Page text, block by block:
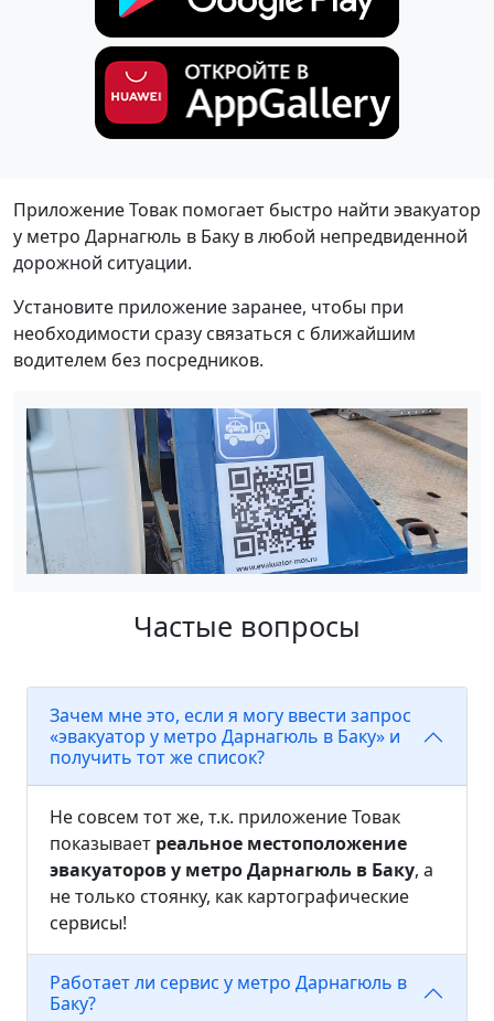
Приложение Товак помогает быстро найти эвакуатор
у метро Дарнагюль в Баку в любой непредвиденной
дорожной ситуации.
Установите приложение заранее, чтобы при
необходимости сразу связаться с ближайшим
водителем без посредников.
Частые вопросы
Зачем мне это, если я могу ввести запрос
«эвакуатор у метро Дарнагюль в Баку» и
получить тот же список?
Не совсем тот же, т.к. приложение Товак
показывает реальное местоположение
эвакуаторов у метро Дарнагюль в Баку, а
не только стоянку, как картографические
сервисы!
Работает ли сервис у метро Дарнагюль в
Баку?